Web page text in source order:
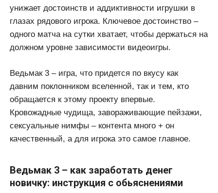
унижает достоинств и аддиктивности игрушки в
глазах рядового игрока. Ключевое достоинство –
одного матча на сутки хватает, чтобы держаться на
должном уровне зависимости видеоигры.
Ведьмак 3 – игра, что придется по вкусу как
давним поклонником вселенной, так и тем, кто
обращается к этому проекту впервые.
Кровожадные чудища, завораживающие пейзажи,
сексуальные нимфы – контента много + он
качественный, а для игрока это самое главное.
Ведьмак 3 – как заработать денег
новичку: инструкция с обьяснениями